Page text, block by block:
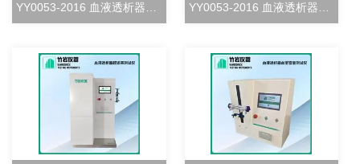
YY0053-2016 血液透析器血室密合度测试仪 YY0053-2016 血液透析器清除率测试仪